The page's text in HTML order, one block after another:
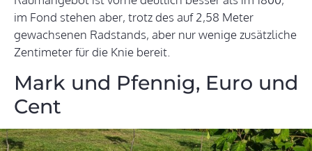
im Fond stehen aber, trotz des auf 2,58 Meter
gewachsenen Radstands, aber nur wenige zusätzliche
Zentimeter für die Knie bereit.
Mark und Pfennig, Euro und
Cent